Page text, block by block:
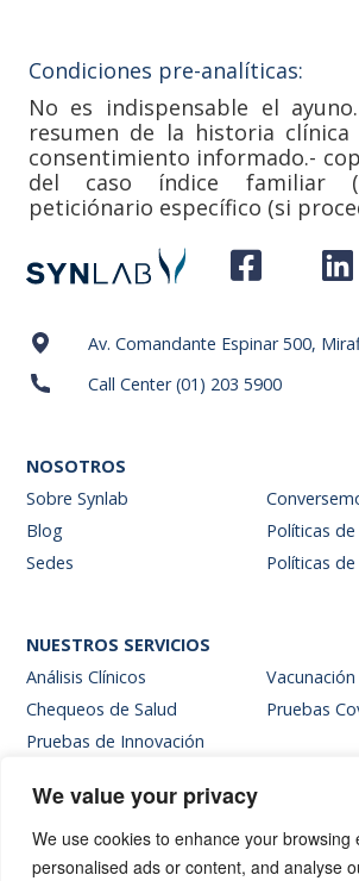
We value your privacy
We use cookies to enhance your browsing
personalised ads or content, and analyse
Condiciones pre-analíticas:
No es indispensable el
resumen de la historia clínica
consentimiento informado.-
del caso índice familiar
peticiónario específico (si
Av. Comandante Espinar 500,
Call Center (01) 203 5900
NOSOTROS
Sobre Synlab
Blog
Sedes
Políticas
Políticas
NUESTROS SERVICIOS
Análisis Clínicos
Chequeos de Salud
Pruebas de Innovación
Vacunación
Pruebas